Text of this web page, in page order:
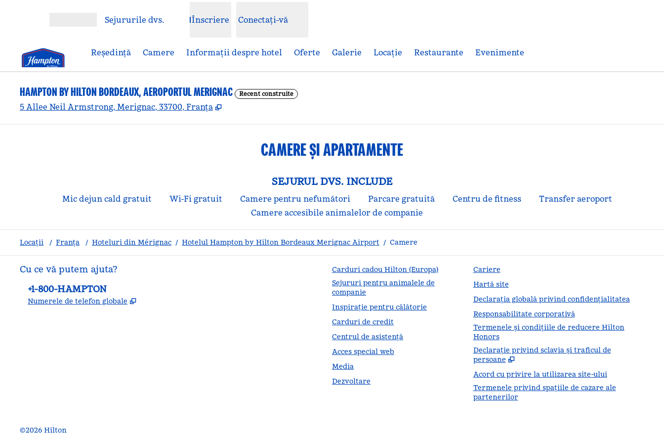
Deschideți meniulSejururile dvs. Înscriere Conectați-vă
Reşedinţă Camere Informații despre hotel Oferte Galerie Locaţie Restaurante Evenimente
HAMPTON BY HILTON BORDEAUX, AEROPORTUL MERIGNAC Recent construite
5 Allee Neil Armstrong, Merignac, 33700, Franța ,
CAMERE ȘI APARTAMENTE
SEJURUL DVS. INCLUDE
Mic dejun cald gratuit Wi-Fi gratuit Camere pentru nefumători Parcare gratuită Centru de fitness
Transfer aeroport
Camere accesibile animalelor de companie
Locații / Franța / Hoteluri din Mérignac / Hotelul Hampton by Hilton Bordeaux Merignac Airport / Camere
Cu ce vă putem ajuta?
Telefon:
+1-800-HAMPTON
Numerele de telefon globale ,
Carduri cadou Hilton (Europa)
Sejururi pentru animalele de
companie
Inspirație pentru călătorie
Carduri de credit
Centrul de asistență
Acces special web
Media
Dezvoltare
Cariere
Hartă site
Declarația globală privind confidenţialitatea
Responsabilitate corporativă
Termenele și condițiile de reducere Hilton
Honors
Declarație privind sclavia și traficul de
persoane
Acord cu privire la utilizarea site-ului
Termenele privind spațiile de cazare ale
partenerilor
©2026 Hilton